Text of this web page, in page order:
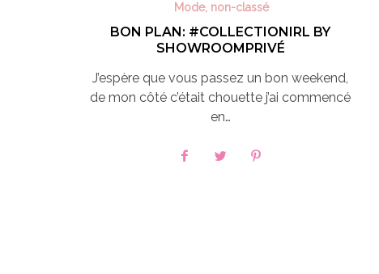
Mode, non-classé
BON PLAN: #COLLECTIONIRL BY
SHOWROOMPRIVÉ
J’espère que vous passez un bon weekend,
de mon côté c’était chouette j’ai commencé
en…